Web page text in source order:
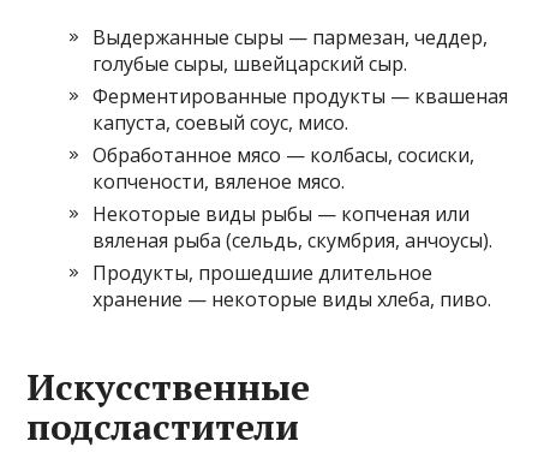
Выдержанные сыры — пармезан, чеддер,
голубые сыры, швейцарский сыр.
Ферментированные продукты — квашеная
капуста, соевый соус, мисо.
Обработанное мясо — колбасы, сосиски,
копчености, вяленое мясо.
Некоторые виды рыбы — копченая или
вяленая рыба (сельдь, скумбрия, анчоусы).
Продукты, прошедшие длительное
хранение — некоторые виды хлеба, пиво.
Искусственные
подсластители